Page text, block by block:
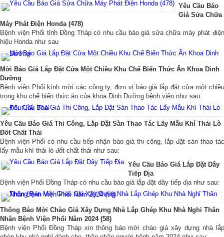
Yêu Cầu Báo
Giá Sửa Chữa
Máy Phát Điện Honda (478)
Bệnh viện Phổi tỉnh Đồng Tháp có nhu cầu báo giá sửa chữa máy phát điện
hiệu Honda như sau
Mời Báo Giá Lắp Đặt Cửa Một Chiều Khu Chế Biến Thức Ăn Khoa Dinh
Dưỡng
Bệnh viện Phổi kính mời các công ty, đơn vị báo giá lắp đặt cửa một chiều
trong khu chế biến thức ăn của khoa Dinh Dưỡng bệnh viện như sau:
Yêu Cầu Báo Giá Thi Công, Lắp Đặt Sàn Thao Tác Lấy Mẫu Khí Thải Lò
Đốt Chất Thải
Bệnh viện Phổi có nhu cầu tiếp nhận báo giá thi công, lắp đặt sàn thao tác
lấy mẫu khí thải lò đốt chất thải như sau:
Yêu Cầu Báo Giá Lắp Đặt Dây
Tiếp Địa
Bệnh viện Phổi Đồng Tháp có nhu cầu báo giá lắp đặt dây tiếp địa như sau:
Thông Báo Mời Chào Giá Xây Dựng Nhà Lắp Ghép Khu Nhà Nghỉ Thân
Nhân Bệnh Viện Phổi Năm 2024 (58)
Bệnh viện Phổi Đồng Tháp xin thông báo mời chào giá xây dựng nhà lắp